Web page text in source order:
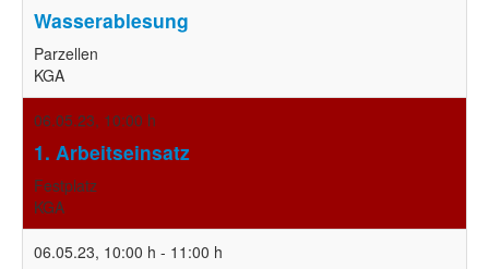
Wasserablesung
Parzellen
KGA
06.05.23, 10:00 h
1. Arbeitseinsatz
Festplatz
KGA
06.05.23, 10:00 h - 11:00 h